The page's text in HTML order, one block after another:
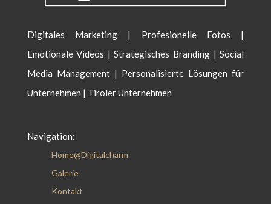
Digitales Marketing | Profesionelle Fotos |
Emotionale Videos | Strategisches Branding | Social
Media Management | Personalisierte Lösungen für
Unternehmen | Tiroler Unternehmen
Navigation:
Home@Digitalcharm
Galerie
Kontakt